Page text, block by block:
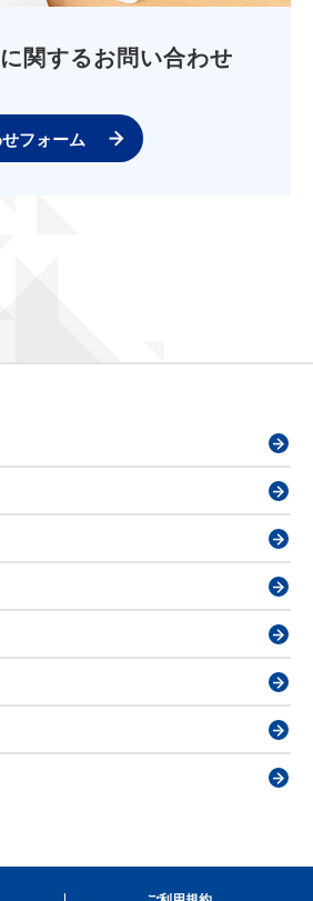
関するお問い合わせ
フォーム